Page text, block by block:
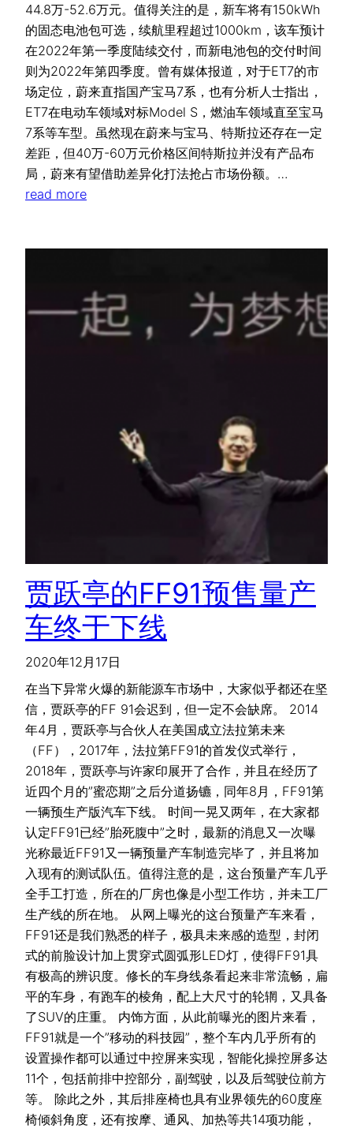
44.8万-52.6万元。值得关注的是，新车将有150kWh
的固态电池包可选，续航里程超过1000km，该车预计
在2022年第一季度陆续交付，而新电池包的交付时间
则为2022年第四季度。曾有媒体报道，对于ET7的市
场定位，蔚来直指国产宝马7系，也有分析人士指出，
ET7在电动车领域对标Model S，燃油车领域直至宝马
7系等车型。虽然现在蔚来与宝马、特斯拉还存在一定
差距，但40万-60万元价格区间特斯拉并没有产品布
局，蔚来有望借助差异化打法抢占市场份额。…
read more
贾跃亭的FF91预售量产
车终于下线
2020年12月17日
在当下异常火爆的新能源车市场中，大家似乎都还在坚
信，贾跃亭的FF 91会迟到，但一定不会缺席。 2014
年4月，贾跃亭与合伙人在美国成立法拉第未来
（FF），2017年，法拉第FF91的首发仪式举行，
2018年，贾跃亭与许家印展开了合作，并且在经历了
近四个月的”蜜恋期”之后分道扬镳，同年8月，FF91第
一辆预生产版汽车下线。 时间一晃又两年，在大家都
认定FF91已经”胎死腹中”之时，最新的消息又一次曝
光称最近FF91又一辆预量产车制造完毕了，并且将加
入现有的测试队伍。值得注意的是，这台预量产车几乎
全手工打造，所在的厂房也像是小型工作坊，并未工厂
生产线的所在地。 从网上曝光的这台预量产车来看，
FF91还是我们熟悉的样子，极具未来感的造型，封闭
式的前脸设计加上贯穿式圆弧形LED灯，使得FF91具
有极高的辨识度。修长的车身线条看起来非常流畅，扁
平的车身，有跑车的棱角，配上大尺寸的轮辋，又具备
了SUV的庄重。 内饰方面，从此前曝光的图片来看，
FF91就是一个”移动的科技园”，整个车内几乎所有的
设置操作都可以通过中控屏来实现，智能化操控屏多达
11个，包括前排中控部分，副驾驶，以及后驾驶位前方
等。 除此之外，其后排座椅也具有业界领先的60度座
椅倾斜角度，还有按摩、通风、加热等共14项功能，